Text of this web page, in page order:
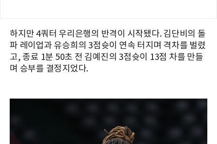
하지만 4쿼터 우리은행의 반격이 시작됐다. 김단비의 돌
파 레이업과 유승희의 3점슛이 연속 터지며 격차를 벌렸
고, 종료 1분 50초 전 김예진의 3점슛이 13점 차를 만들
며 승부를 결정지었다.